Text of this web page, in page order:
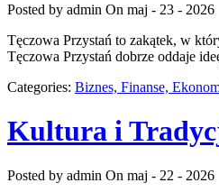
Posted by admin On maj - 23 - 2026
Tęczowa Przystań to zakątek, w
Tęczowa Przystań dobrze oddaje
Categories: Biznes, Finanse,
Kultura i
Posted by admin On maj - 22 - 2026